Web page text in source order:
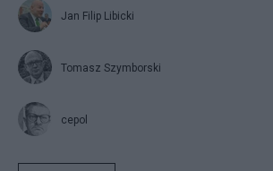
Jan Filip Libicki
Tomasz Szymborski
cepol